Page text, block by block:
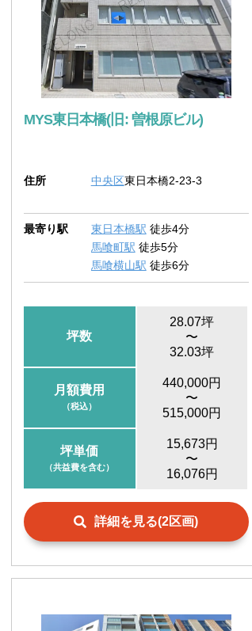
MYS東日本橋(旧: 曽根原ビル)
住所 中央区東日本橋2-23-3
最寄り駅 東日本橋駅 徒歩4分
馬喰町駅 徒歩5分
馬喰横山駅 徒歩6分
浅草橋駅徒歩8分
坪数
28.07坪
〜
32.03坪
月額費用
（税込）
440,000円
〜
515,000円
坪単価
（共益費を含む）
15,673円
〜
16,076円
詳細を見る(2区画)